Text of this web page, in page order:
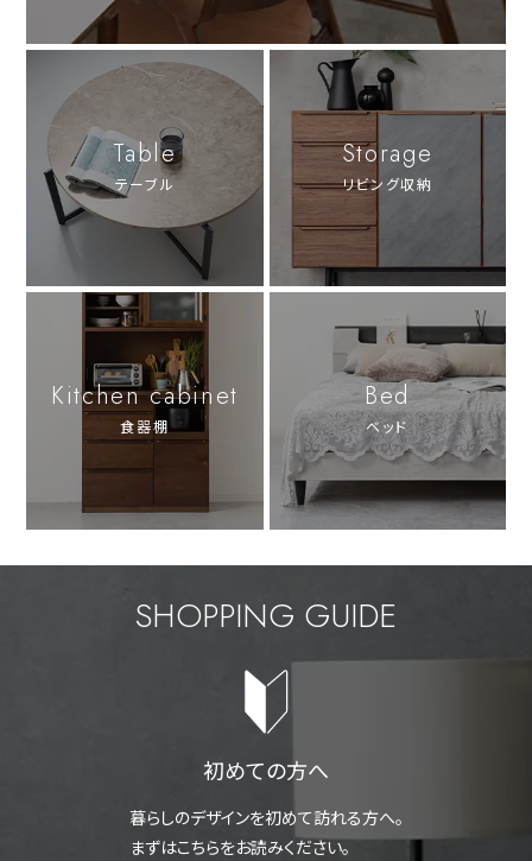
Table
テーブル
Storage
リビング収納
Kitchen cabinet
食器棚
Bed
ベッド
SHOPPING GUIDE
初めての方へ
暮らしのデザインを初めて訪れる方へ。
まずはこちらをお読みください。